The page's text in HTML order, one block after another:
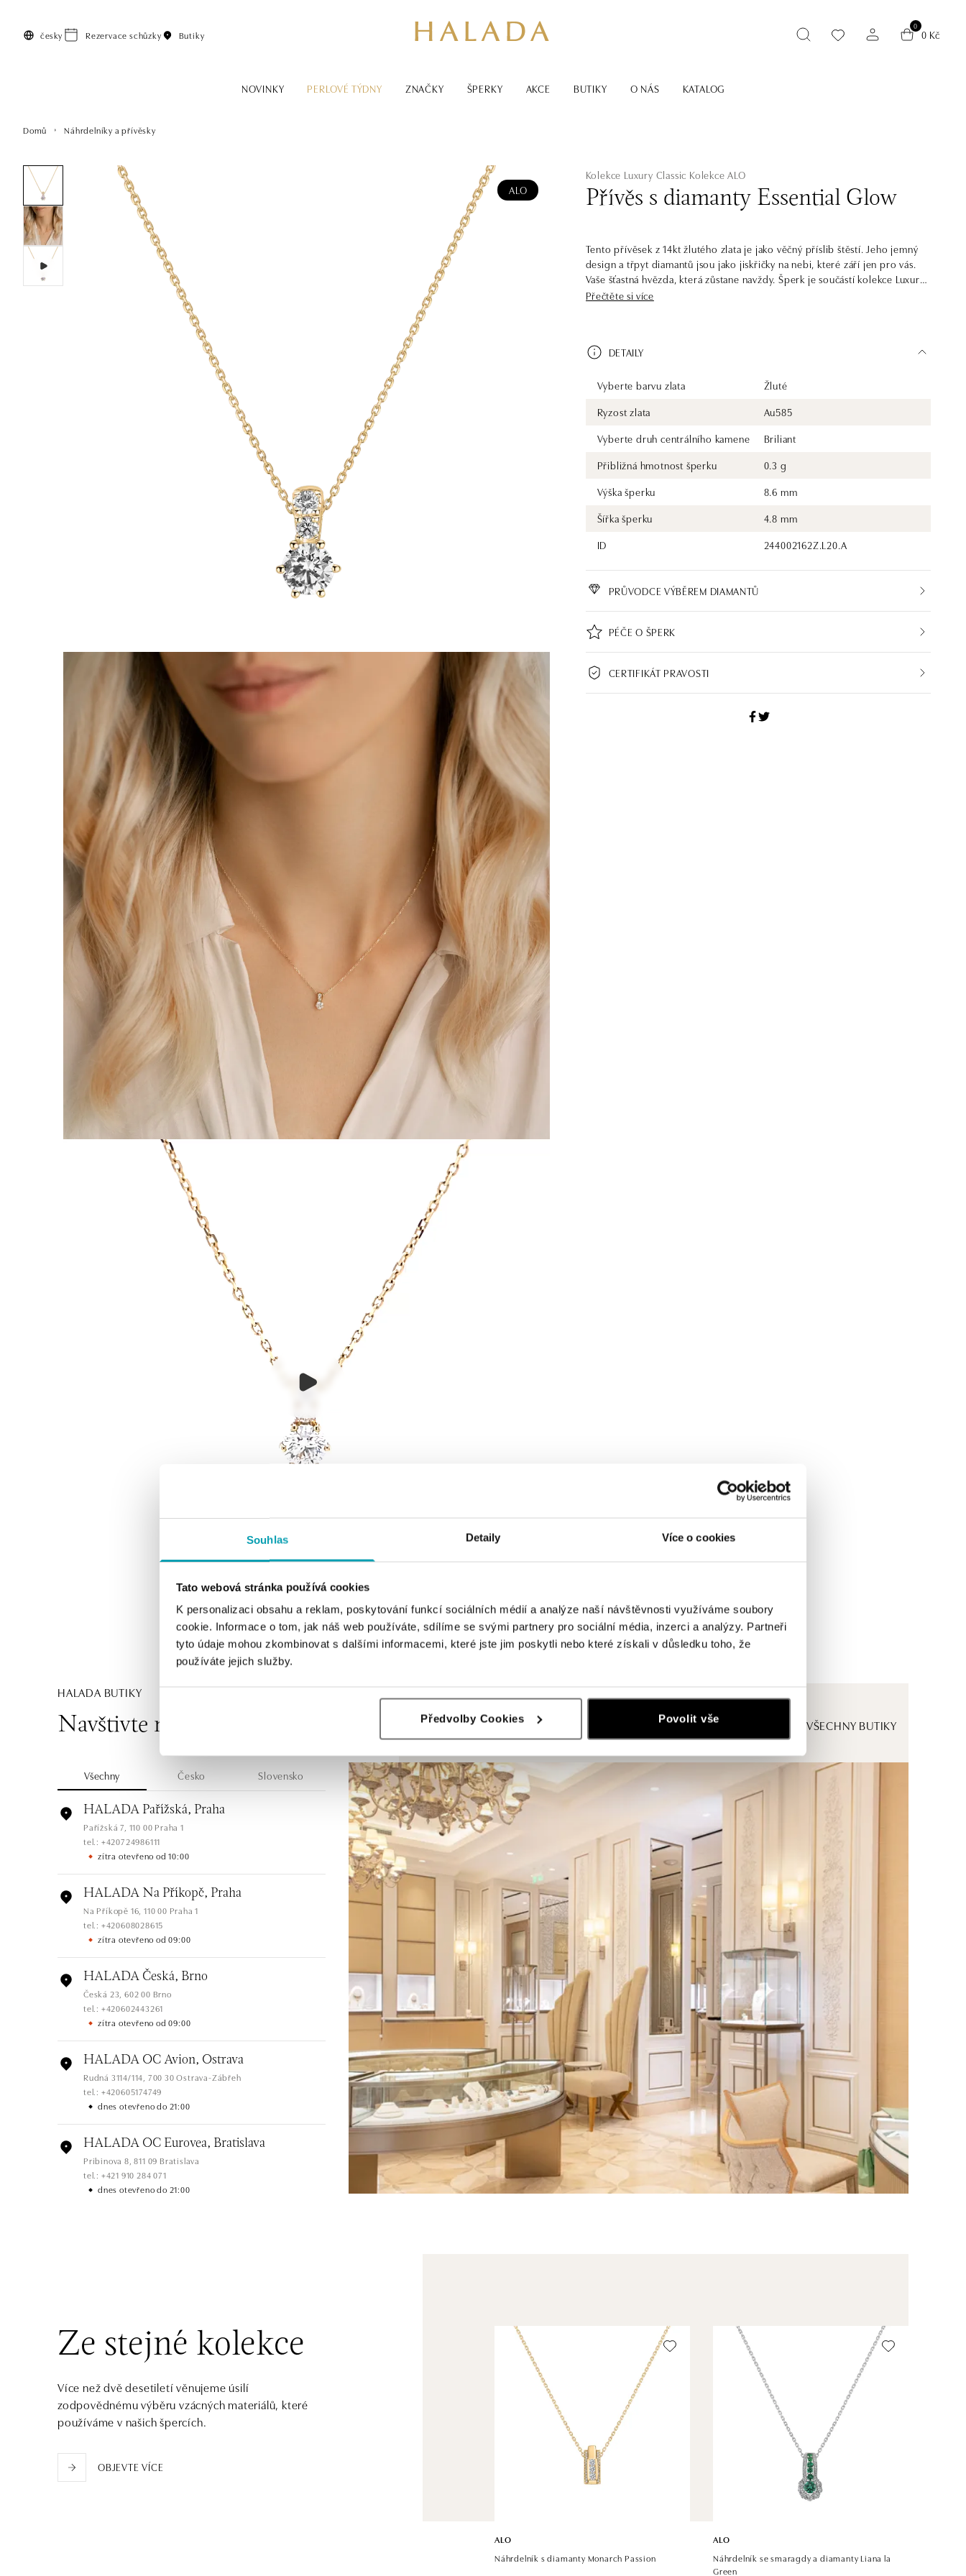
Souhlas Detaily Více o cookies
Tato webová stránka používá cookies
K personalizaci obsahu a reklam, poskytování funkcí sociálních médií a analýze naší návštěvnosti využíváme soubory
cookie. Informace o tom, jak náš web používáte, sdílíme se svými partnery pro sociální média, inzerci a analýzy. Partneři
tyto údaje mohou zkombinovat s dalšími informacemi, které jste jim poskytli nebo které získali v důsledku toho, že
používáte jejich služby.
Předvolby Cookies Povolit vše
česky Rezervace schůzky Butiky
0
0 Kč
NOVINKY PERLOVÉ TÝDNY ZNAČKY ŠPERKY AKCE BUTIKY O NÁS KATALOG
Domů Náhrdelníky a přívěsky
ALO
Kolekce Luxury Classic Kolekce ALO
Přívěs s diamanty Essential Glow
Tento přívěsek z 14kt žlutého zlata je jako věčný příslib štěstí. Jeho jemný
design a třpyt diamantů jsou jako jiskřičky na nebi, které září jen pro vás.
Vaše šťastná hvězda, která zůstane navždy. Šperk je součástí kolekce Luxury
Classic. Starší sestra kolekce Classic First, pyšnící se ještě oslnivějším
vytoužený zásnubní prsten si zde vybere opravdu každý. Společnost ALO
30 let. Každý šperk je tak originál a je také opatřen certifikátem pravosti a
náramek či náhrdelník, nedarujete s námi pouze šperk, ale také chytrou
posta@alo.cz
Přečtěte si více
DETAILY
Vyberte barvu zlata
Žluté
Ryzost zlata
Au585
Vyberte druh centrálního kamene
Briliant
Přibližná hmotnost šperku
0.3 g
Výška šperku
8.6 mm
Šířka šperku
4.8 mm
ID
244002162Z.L20.A
PRŮVODCE VÝBĚREM DIAMANTŮ
PÉČE O ŠPERK
CERTIFIKÁT PRAVOSTI
HALADA BUTIKY
Navštivte naše butiky ZOBRAZIT VŠECHNY BUTIKY
Všechny Česko Slovensko
HALADA Pařížská, Praha
Pařížská 7, 110 00 Praha 1
tel.: +420724986111
zítra otevřeno od 10:00
HALADA Na Příkopě, Praha
Na Příkopě 16, 110 00 Praha 1
tel.: +420608028615
zítra otevřeno od 09:00
HALADA Česká, Brno
Česká 23, 602 00 Brno
tel.: +420602443261
zítra otevřeno od 09:00
HALADA OC Avion, Ostrava
Rudná 3114/114, 700 30 Ostrava-Zábřeh
tel.: +420605174749
dnes otevřeno do 21:00
HALADA OC Eurovea, Bratislava
Pribinova 8, 811 09 Bratislava
tel.: +421 910 284 071
dnes otevřeno do 21:00
Einsteinova 18, 851 01 Bratislava
tel.: +421 917 090 891
dnes otevřeno do 21:00
Ze stejné kolekce
Více než dvě desetiletí věnujeme úsilí
zodpovědnému výběru vzácných materiálů, které
používáme v našich špercích.
OBJEVTE VÍCE
ALO
Náhrdelník s diamanty Monarch Passion
ALO
Náhrdelník se smaragdy a diamanty Liana la
Green